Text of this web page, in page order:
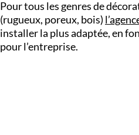
Pour tous les genres de
(rugueux, poreux, bois) l’
installer la plus adaptée, en
pour l’entreprise.